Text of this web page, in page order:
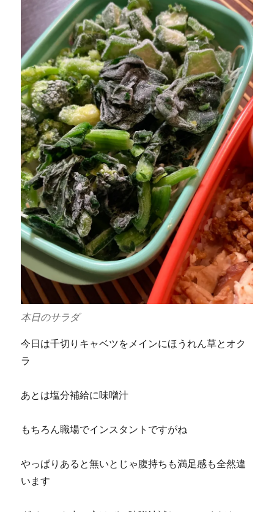
本日のサラダ
今日は千切りキャベツをメインにほうれん草とオク
ラ
あとは塩分補給に味噌汁
もちろん職場でインスタントですがね
やっぱりあると無いとじゃ腹持ちも満足感も全然違
います